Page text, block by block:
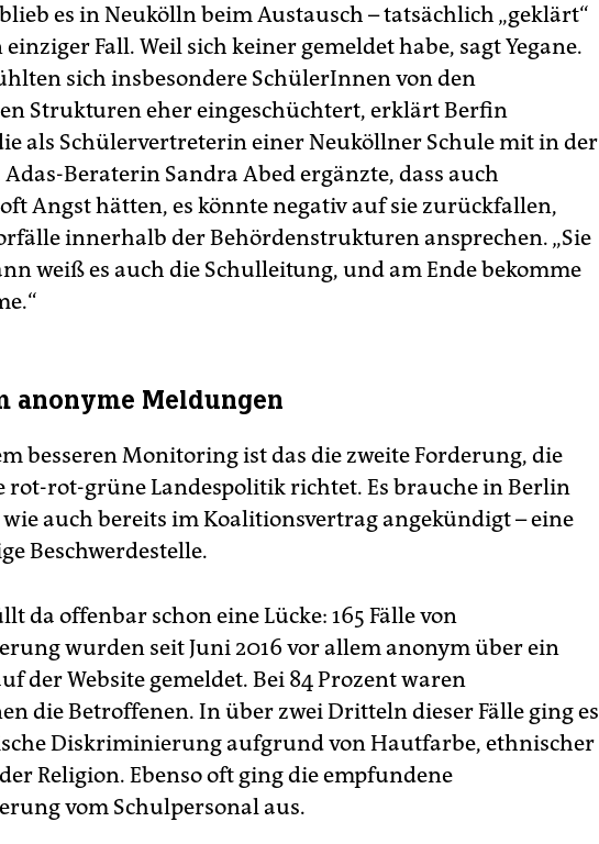
es in Neukölln beim Austausch – tatsächlich „geklärt“
Fall. Weil sich keiner gemeldet habe, sagt Yegane.
sich insbesondere SchülerInnen von den
Strukturen eher eingeschüchtert, erklärt Berfin
als Schülervertreterin einer Neuköllner Schule mit in der
Adas-Beraterin Sandra Abed ergänzte, dass auch
Angst hätten, es könnte negativ auf sie zurückfallen,
innerhalb der Behördenstrukturen ansprechen. „Sie
weiß es auch die Schulleitung, und am Ende bekomme
anonyme Meldungen
besseren Monitoring ist das die zweite Forderung, die
rot-rot-grüne Landespolitik richtet. Es brauche in Berlin
auch bereits im Koalitionsvertrag angekündigt – eine
Beschwerdestelle.
da offenbar schon eine Lücke: 165 Fälle von
wurden seit Juni 2016 vor allem anonym über ein
der Website gemeldet. Bei 84 Prozent waren
die Betroffenen. In über zwei Dritteln dieser Fälle ging es
Diskriminierung aufgrund von Hautfarbe, ethnischer
Religion. Ebenso oft ging die empfundene
vom Schulpersonal aus.